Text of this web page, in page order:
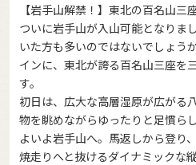
【岩手山解禁！】東北の百名山三
ついに岩手山が入山可能となりま
いた方も多いのではないでしょう
インに、東北が誇る百名山三座を
す。
初日は、広大な高層湿原が広がる
物を眺めながらゆったりと足慣ら
よいよ岩手山へ。馬返しから登り
焼走りへと抜けるダイナミックな